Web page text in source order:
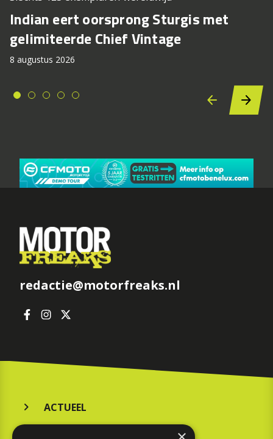
Indian eert oorsprong Sturgis met
gelimiteerde Chief Vintage
8 augustus 2026
redactie@motorfreaks.nl
ACTUEEL